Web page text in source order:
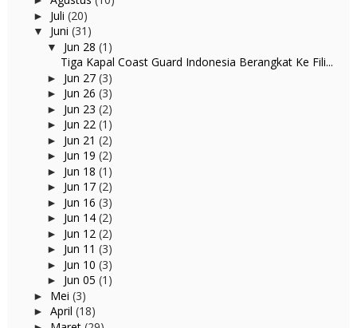
► Juli (20)
▼ Juni (31)
▼ Jun 28 (1)
Tiga Kapal Coast Guard Indonesia Berangkat Ke Fili...
► Jun 27 (3)
► Jun 26 (3)
► Jun 23 (2)
► Jun 22 (1)
► Jun 21 (2)
► Jun 19 (2)
► Jun 18 (1)
► Jun 17 (2)
► Jun 16 (3)
► Jun 14 (2)
► Jun 12 (2)
► Jun 11 (3)
► Jun 10 (3)
► Jun 05 (1)
► Mei (3)
► April (18)